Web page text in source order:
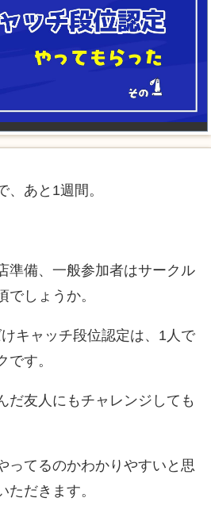
あと1週間。
準備、一般参加者はサークル
しょうか。
キャッチ段位認定は、1人で
す。
だ友人にもチャレンジしても
ってるのかわかりやすいと思
ただきます。